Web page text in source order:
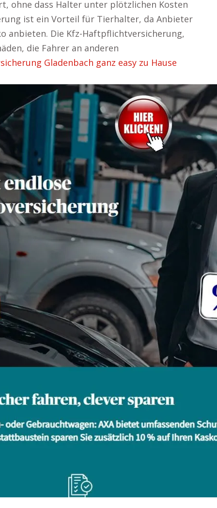
ohne dass Halter unter plötzlichen Kosten
ist ein Vorteil für Tierhalter, da Anbieter
anbieten. Die Kfz-Haftpflichtversicherung,
die Fahrer an anderen
Gladenbach ganz easy zu Hause